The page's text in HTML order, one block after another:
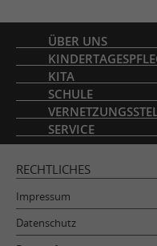
Inhaltsverzeichnis
ÜBER UNS
KITA
SCHULE
SERVICE
RECHTLICHES
Impressum
Datenschutz